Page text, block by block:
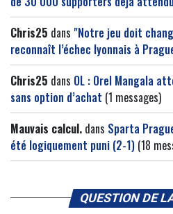
Chris25 dans "Notre jeu doit
reconnaît l’échec lyonnais à
Chris25 dans OL : Orel Mangala
sans option d’achat (1 messages)
Mauvais calcul. dans Sparta
été logiquement puni (2-1) (18
QUESTION DE